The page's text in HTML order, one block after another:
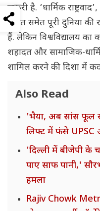
ज़रूरी है. ‘धार्मिक
भारत समेत पूरी दुनिया
हैं. लेकिन विश्वविद्यालय
शहादत और सामाजिक-
शामिल करने की दिशा में
Also Read
'भैया, अब सांस फूल
लिफ्ट में फंसे UPSC
'दिल्ली में बीजेपी के
पाए साफ पानी,'
हमला
Rajiv Chowk